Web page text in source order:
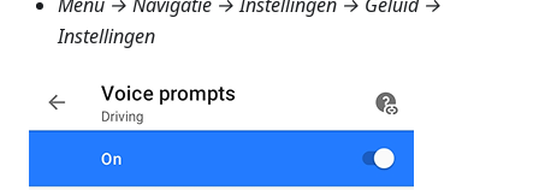
Menu → Navigatie → Instellingen → Geluid →
Instellingen